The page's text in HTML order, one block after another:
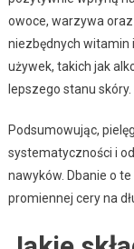
owoce, warzywa
niezbędnych witamin
używek, takich jak
lepszego stanu skóry.
Podsumowując,
systematyczności i
nawyków. Dbanie o
promiennej cery na